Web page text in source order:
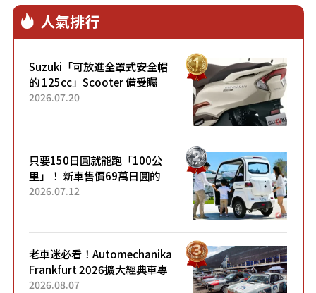
人氣排行
Suzuki「可放進全罩式安全帽
的 125cc」Scooter 備受矚
目！採用全新流線設計與各項
2026.07.20
只要150日圓就能跑「100公
里」！ 新車售價69萬日圓的
「3人座」Trike大受歡迎！ 順
2026.07.12
老車迷必看！Automechanika
Frankfurt 2026擴大經典車專
區 1954年珍稀古董車現場修復
2026.08.07